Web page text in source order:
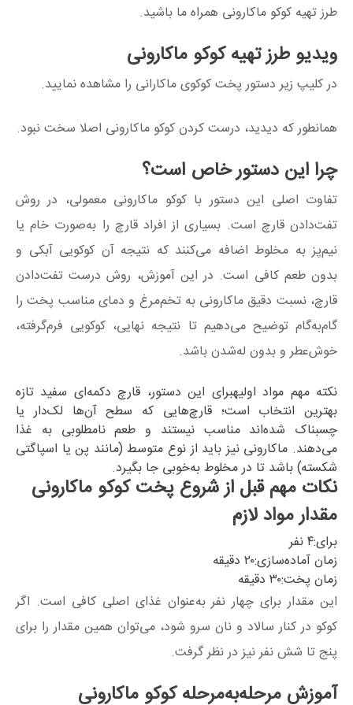
طرز تهیه کوکو ماکارونی همراه ما باشید.
ویدیو طرز تهیه کوکو ماکارونی
در کلیپ زیر دستور پخت کوکوی ماکارانی را مشاهده نمایید.
همانطور که دیدید، درست کردن کوکو ماکارونی اصلا سخت نبود.
چرا این دستور خاص است؟
تفاوت اصلی این دستور با کوکو ماکارونی معمولی، در روش
تفت‌دادن قارچ است. بسیاری از افراد قارچ را به‌صورت خام یا
نیم‌پز به مخلوط اضافه می‌کنند که نتیجه آن کوکویی آبکی و
بدون طعم کافی است. در این آموزش، روش درست تفت‌دادن
قارچ، نسبت دقیق ماکارونی به تخم‌مرغ و دمای مناسب پخت را
گام‌به‌گام توضیح می‌دهیم تا نتیجه نهایی، کوکویی فرم‌گرفته،
خوش‌عطر و بدون له‌شدن باشد.
نکته مهم مواد اولیهبرای این دستور، قارچ دکمه‌ای سفید تازه
بهترین انتخاب است؛ قارچ‌هایی که سطح آن‌ها لک‌دار یا
چسبناک شده‌اند مناسب نیستند و طعم نامطلوبی به غذا
می‌دهند. ماکارونی نیز باید از نوع متوسط (مانند پن یا اسپاگتی
شکسته) باشد تا در مخلوط به‌خوبی جا بگیرد.
نکات مهم قبل از شروع پخت کوکو ماکارونی
مقدار مواد لازم
برای:۴ نفر
زمان آماده‌سازی:۲۰ دقیقه
زمان پخت:۳۰ دقیقه
این مقدار برای چهار نفر به‌عنوان غذای اصلی کافی است. اگر
کوکو در کنار سالاد و نان سرو شود، می‌توان همین مقدار را برای
پنج تا شش نفر نیز در نظر گرفت.
آموزش مرحله‌به‌مرحله کوکو ماکارونی